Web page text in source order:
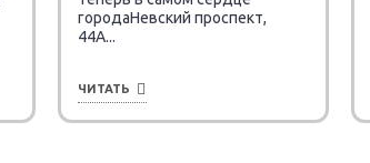
городаНевский проспект,
44А...
ЧИТАТЬ